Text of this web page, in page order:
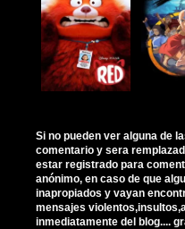
Si no pueden ver alguna de
comentario y sera
estar registrado para
anónimo, en caso de que
inapropiados y vayan
mensajes
inmediatamente del blog....